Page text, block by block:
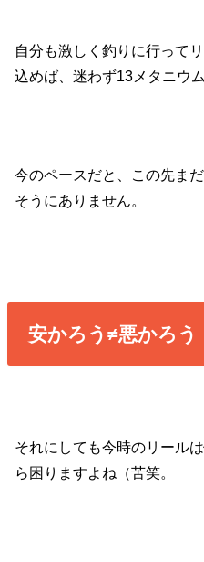
自分も激しく釣りに行って
込めば、迷わず13メタニウ
今のペースだと、この先ま
そうにありません。
安かろう≠悪かろう
それにしても今時のリール
ら困りますよね（苦笑。